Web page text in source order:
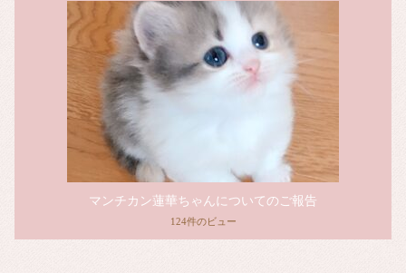
マンチカン蓮華ちゃんについてのご報告
124件のビュー